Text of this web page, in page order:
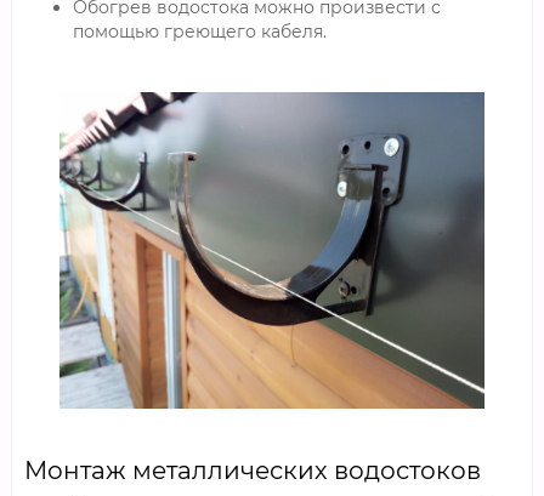
Обогрев водостока можно произвести с
помощью греющего кабеля.
Монтаж металлических водостоков